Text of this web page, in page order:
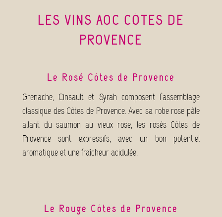
LES VINS AOC CÔTES DE
PROVENCE
Le Rosé Côtes de Provence
Grenache, Cinsault et Syrah composent l’assemblage
classique des Côtes de Provence. Avec sa robe rose pâle
allant du saumon au vieux rose, les rosés Côtes de
Provence sont expressifs, avec un bon potentiel
aromatique et une fraîcheur acidulée.
Le Rouge Côtes de Provence